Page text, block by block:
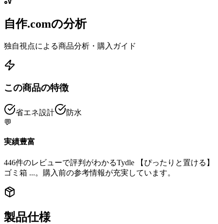
自作.comの分析
独自視点による商品分析・購入ガイド
この商品の特徴
省エネ設計
防水
💬
実績豊富
446件のレビューで評判がわかるTydle 【ぴったりと置ける】
ゴミ箱 ...。購入前の参考情報が充実しています。
製品仕様